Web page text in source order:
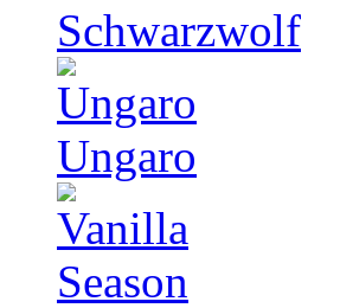
Schwarzwolf
Ungaro